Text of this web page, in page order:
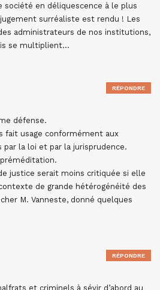
société en déliquescence à le plus
surréaliste est rendu ! Les
administrateurs de nos institutions,
se multiplient…
défense.
fait usage conformément aux
par la loi et par la jurisprudence.
justice serait moins critiquée si elle
de grande hétérogénéité des
M. Vanneste, donné quelques
RÉPONDRE
et criminels à sévir d’abord au
RÉPONDRE